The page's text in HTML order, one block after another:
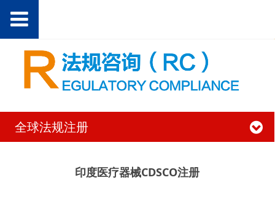
全球法规注册
印度医疗器械CDSCO注册